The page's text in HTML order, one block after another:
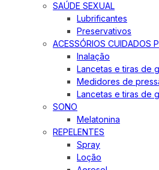
SAÚDE SEXUAL
Lubrificantes
Preservativos
ACESSÓRIOS CUIDADOS
Inalação
Lancetas e tiras de
Medidores de
Lancetas e tiras de
SONO
Melatonina
REPELENTES
Spray
Loção